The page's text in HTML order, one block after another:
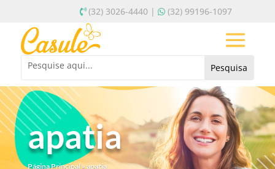
(32) 3026-4440 | (32) 99196-1097
apatia
Página Principal» apatia